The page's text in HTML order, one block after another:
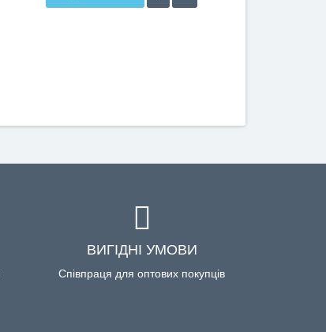
ВИГІДНІ УМОВИ
Співпраця для оптових покупців